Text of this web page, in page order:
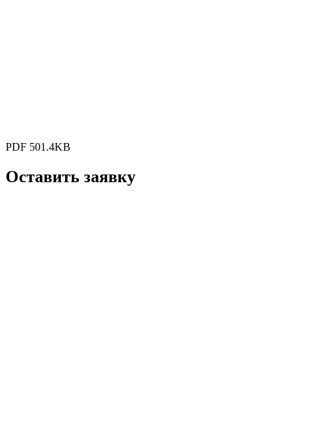
PDF 501.4KB
Оставить заявку